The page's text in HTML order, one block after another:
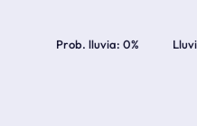
Prob. lluvia 0%